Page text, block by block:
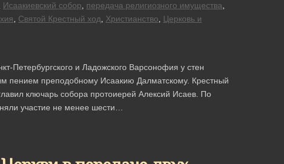
Исаакиевский собор, передача религиозного имущества,
, Святой Крестный ход, Христианство, Церковь и
Петербургского и Ладожского Варсонофия у стен
пением преподобному Исаакию Далматскому. Крестный
ключарь собора протоиерей Алексий Исаев. По
участие не менее шести…